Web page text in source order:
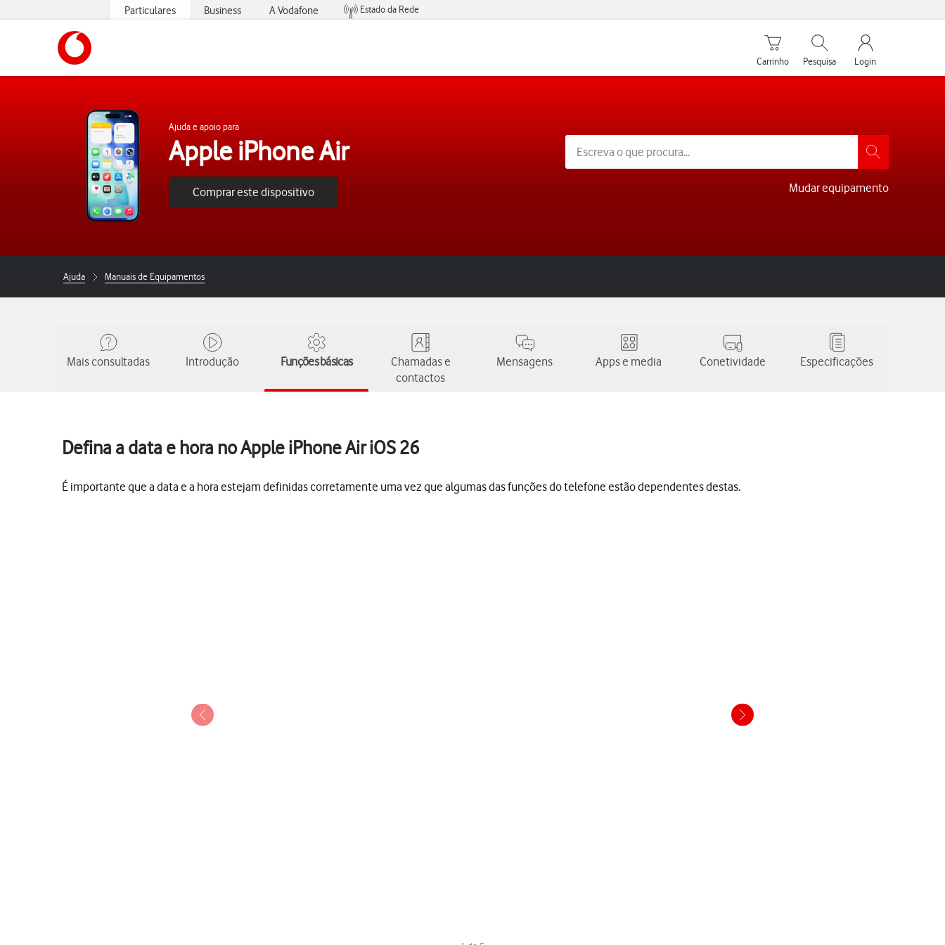
Particulares Business A Vodafone
Estado da Rede
Carrinho de compras
Carrinho
Pesquisar
Pesquisa
My Vodafone
Login
Ajuda e apoio para
Apple iPhone Air
Comprar este dispositivo Mudar equipamento
Ajuda Manuais de Equipamentos
Mais consultadas Introdução Funções básicas
Chamadas e
contactos
Mensagens Apps e media Conetividade Especificações
Defina a data e hora no Apple iPhone Air iOS 26
É importante que a data e a hora estejam definidas corretamente uma vez que algumas das funções do telefone estão dependentes destas.